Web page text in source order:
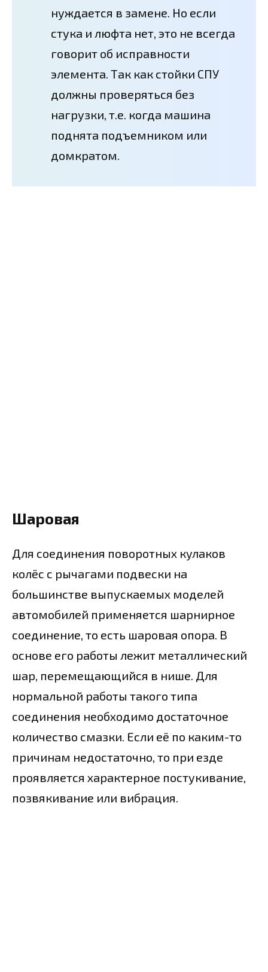
нуждается в замене. Но если
стука и люфта нет, это не всегда
говорит об исправности
элемента. Так как стойки СПУ
должны проверяться без
нагрузки, т.е. когда машина
поднята подъемником или
домкратом.
Шаровая
Для соединения поворотных кулаков
колёс с рычагами подвески на
большинстве выпускаемых моделей
автомобилей применяется шарнирное
соединение, то есть шаровая опора. В
основе его работы лежит металлический
шар, перемещающийся в нише. Для
нормальной работы такого типа
соединения необходимо достаточное
количество смазки. Если её по каким-то
причинам недостаточно, то при езде
проявляется характерное постукивание,
позвякивание или вибрация.